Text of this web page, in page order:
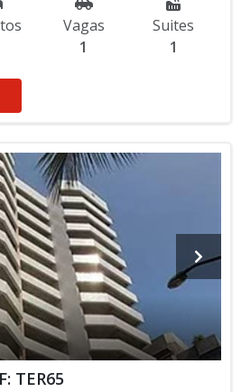
de Jogos, Salão de Festas, Espaço
Churrasqueira, Lazer no
Bancário Lançamento, Em
de R$ 11.375,00 R$ 31.850,00
valor Total * Os valores e
Vagas
1
Suites
1
TER65